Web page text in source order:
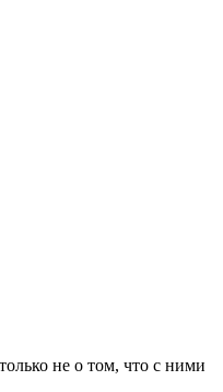
не о том, что с ними